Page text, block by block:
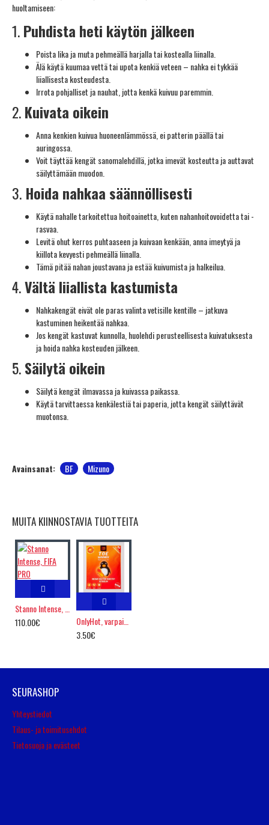
huoltamiseen:
1.Puhdista heti käytön jälkeen
Poista lika ja muta pehmeällä harjalla tai kostealla liinalla.
Älä käytä kuumaa vettä tai upota kenkiä veteen – nahka ei tykkää
liiallisesta kosteudesta.
Irrota pohjalliset ja nauhat, jotta kenkä kuivuu paremmin.
2.Kuivata oikein
Anna kenkien kuivua huoneenlämmössä, ei patterin päällä tai
auringossa.
Voit täyttää kengät sanomalehdillä, jotka imevät kosteutta ja auttavat
säilyttämään muodon.
3. Hoida nahkaa säännöllisesti
Käytä nahalle tarkoitettua hoitoainetta, kuten nahanhoitovoidetta tai -
rasvaa.
Levitä ohut kerros puhtaaseen ja kuivaan kenkään, anna imeytyä ja
kiillota kevyesti pehmeällä liinalla.
Tämä pitää nahan joustavana ja estää kuivumista ja halkeilua.
4.Vältä liiallista kastumista
Nahkakengät eivät ole paras valinta vetisille kentille – jatkuva
kastuminen heikentää nahkaa.
Jos kengät kastuvat kunnolla, huolehdi perusteellisesta kuivatuksesta
ja hoida nahka kosteuden jälkeen.
5.Säilytä oikein
Säilytä kengät ilmavassa ja kuivassa paikassa.
Käytä tarvittaessa kenkälestiä tai paperia, jotta kengät säilyttävät
muotonsa.
Avainsanat: BF Mizuno
MUITA KIINNOSTAVIA TUOTTEITA
110.00€
OnlyHot, varpaiden lämmittimet
3.50€
SEURASHOP
Yhteystiedot
Tilaus- ja toimitusehdot
Tietosuoja ja evästeet